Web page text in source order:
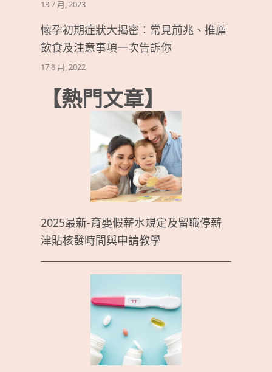
13 7 月, 2023
懷孕初期症狀大揭密：常見前兆、推薦
飲食及注意事項一次告訴你
17 8 月, 2022
【熱門文章】
2025最新-育嬰假薪水規定及留職停薪
津貼核發時間與申請教學